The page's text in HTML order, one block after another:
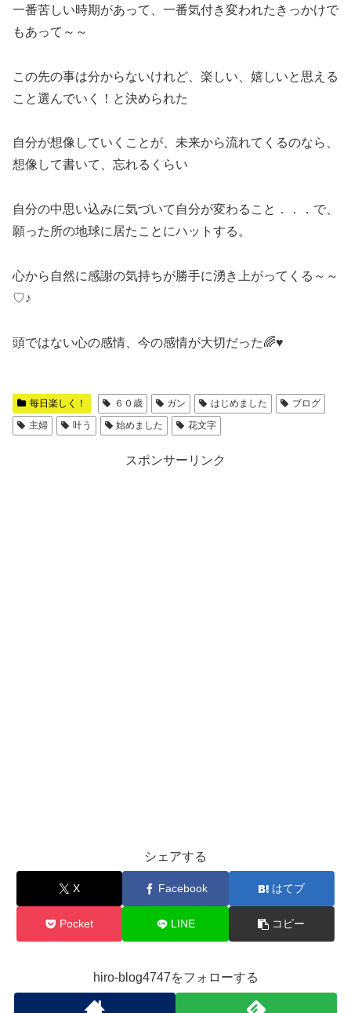
一番苦しい時期があって、一番気付き変われたきっかけで
もあって～～
この先の事は分からないけれど、楽しい、嬉しいと思える
こと選んでいく！と決められた
自分が想像していくことが、未来から流れてくるのなら、
想像して書いて、忘れるくらい
自分の中思い込みに気づいて自分が変わること．．．で、
願った所の地球に居たことにハットする。
心から自然に感謝の気持ちが勝手に湧き上がってくる～～
♡♪
頭ではない心の感情、今の感情が大切だった🌈♥
毎日楽しく！ ６０歳 ガン はじめました
ブログ
主婦
叶う 始めました 花文字
スポンサーリンク
シェアする
X Facebook はてブ
Pocket LINE コピー
hiro-blog4747をフォローする